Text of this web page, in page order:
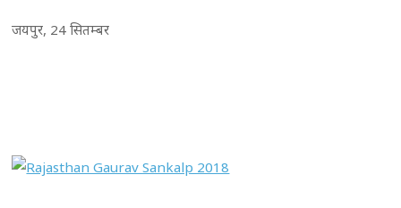
जयपुर, 24 सितम्बर